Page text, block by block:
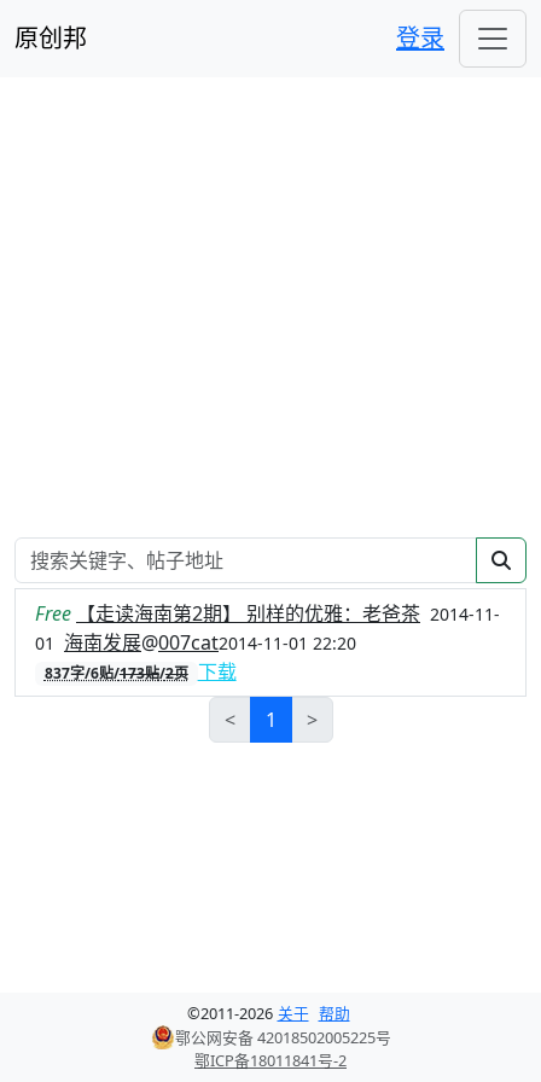
原创邦 登录
Free 【走读海南第2期】 别样的优雅：老爸茶 2014-11-
01
海南发展@007cat2014-11-01 22:20
837字/6贴/173贴/2页 下载
<
1 >
©2011-2026 关于 帮助
鄂公网安备 42018502005225号
鄂ICP备18011841号-2